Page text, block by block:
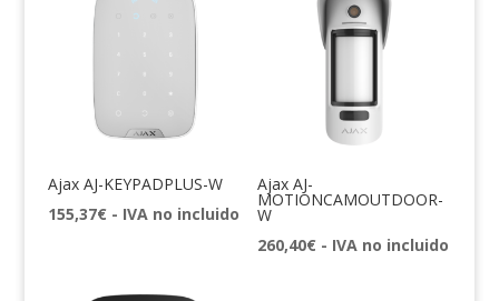
Ajax AJ-KEYPADPLUS-W
155,37€ - IVA no incluido
Ajax AJ-
MOTIONCAMOUTDOOR-
W
260,40€ - IVA no incluido